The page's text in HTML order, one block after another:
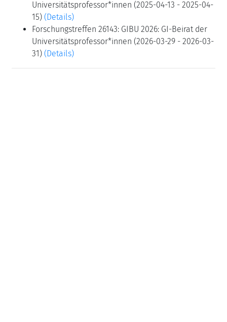
Universitätsprofessor*innen (2025-04-13 - 2025-04-
15) (Details)
Forschungstreffen 26143: GIBU 2026: GI-Beirat der
Universitätsprofessor*innen (2026-03-29 - 2026-03-
31) (Details)